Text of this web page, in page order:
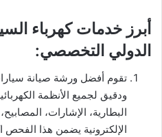
أبرز خدمات كهرباء
الدولي التخصصي:
تقوم أفضل ورشة صيانة
ودقيق لجميع الأنظمة
البطارية، الإشارات،
الإلكترونية يضمن هذا